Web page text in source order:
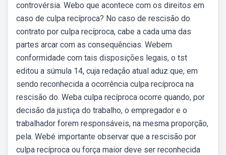
controvérsia. Webo que acontece com os direitos em
caso de culpa recíproca? No caso de rescisão do
contrato por culpa recíproca, cabe a cada uma das
partes arcar com as consequências. Webem
conformidade com tais disposições legais, o tst
editou a súmula 14, cuja redação atual aduz que, em
sendo reconhecida a ocorrência culpa recíproca na
rescisão do. Weba culpa recíproca ocorre quando, por
decisão da justiça do trabalho, o empregador e o
trabalhador forem responsáveis, na mesma proporção,
pela. Webé importante observar que a rescisão por
culpa recíproca ou força maior deve ser reconhecida